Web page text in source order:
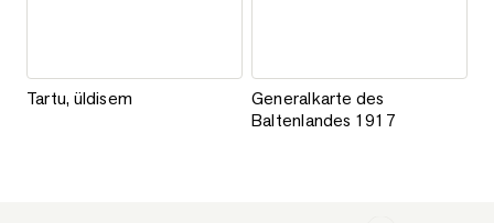
Tartu, üldisem
Tartu, üldisem Generalkarte des
Generalkarte des
Baltenlandes 1917